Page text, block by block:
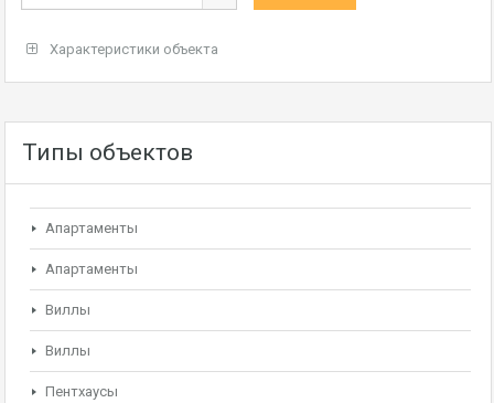
Характеристики объекта
Типы объектов
Апартаменты
Апартаменты
Виллы
Виллы
Пентхаусы